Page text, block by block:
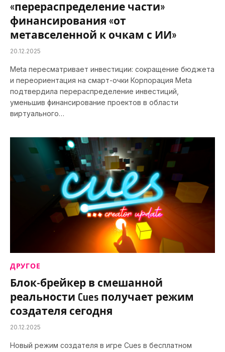
«перераспределение части»
финансирования «от
метавселенной к очкам с ИИ»
20.12.2025
Meta пересматривает инвестиции: сокращение бюджета
и переориентация на смарт-очки Корпорация Meta
подтвердила перераспределение инвестиций,
уменьшив финансирование проектов в области
виртуального…
ДРУГОЕ
Блок-брейкер в смешанной
реальности Cues получает режим
создателя сегодня
20.12.2025
Новый режим создателя в игре Cues в бесплатном